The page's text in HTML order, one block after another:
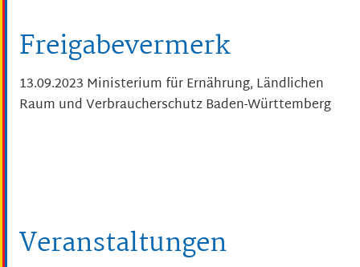
Freigabevermerk
13.09.2023 Ministerium für Ernährung, Ländlichen
Raum und Verbraucherschutz Baden-Württemberg
Veranstaltungen